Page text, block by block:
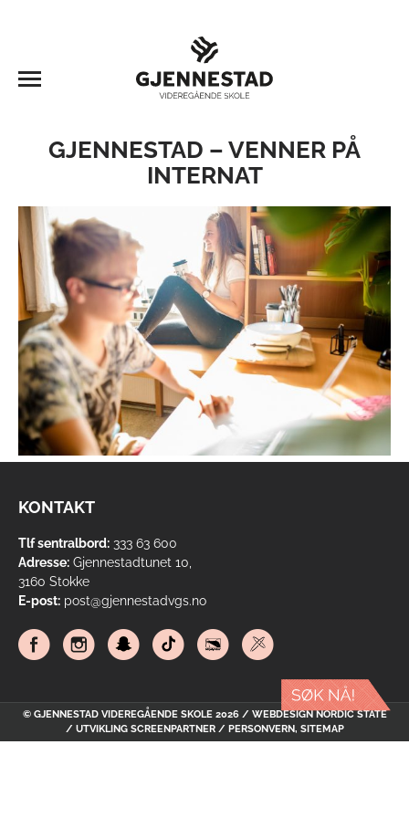
GJENNESTAD – VENNER PÅ
INTERNAT
KONTAKT
Tlf sentralbord: 333 63 600
Adresse: Gjennestadtunet 10,
3160 Stokke
E-post: post@gjennestadvgs.no
© GJENNESTAD VIDEREGÅENDE SKOLE 2026 / WEBDESIGNNORDIC STATE
/ UTVIKLING SCREENPARTNER/ PERSONVERN, SITEMAP